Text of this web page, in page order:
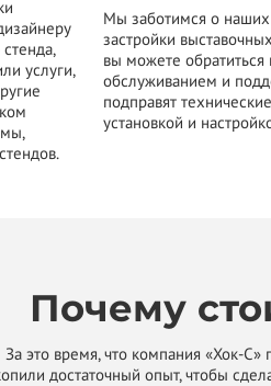
услуги,
Мы заботимся о наших
застройки
вы можете
обслуживанием и
подправят
установкой и
Почему
За это время, что компания «Хок-С»
достаточный опыт, чтобы